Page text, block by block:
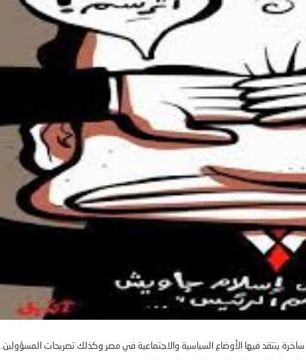
ينتقد فيها الأوضاع السياسية والاجتماعية في مصر وكذلك تصريحات المسؤولين.